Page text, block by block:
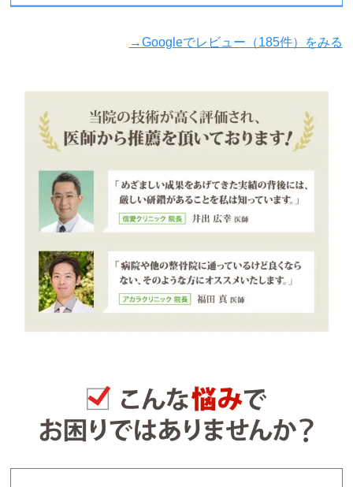
→Googleでレビュー（185件）をみる